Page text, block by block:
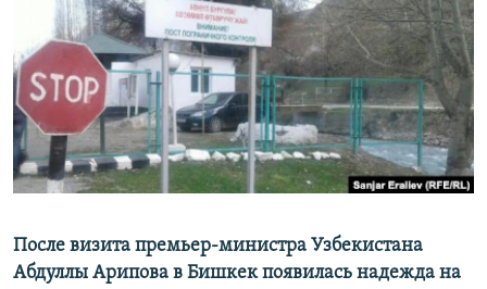
После визита премьер-министра Узбекистана
Абдуллы Арипова в Бишкек появилась надежда на